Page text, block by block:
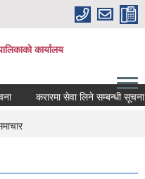
कार्यालय
करारमा सेवा लिने सम्बन्धी सूचना ।